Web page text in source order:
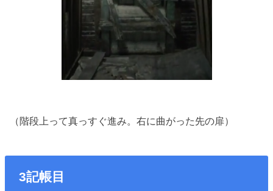
（階段上って真っすぐ進み。右に曲がった先の扉）
3記帳目